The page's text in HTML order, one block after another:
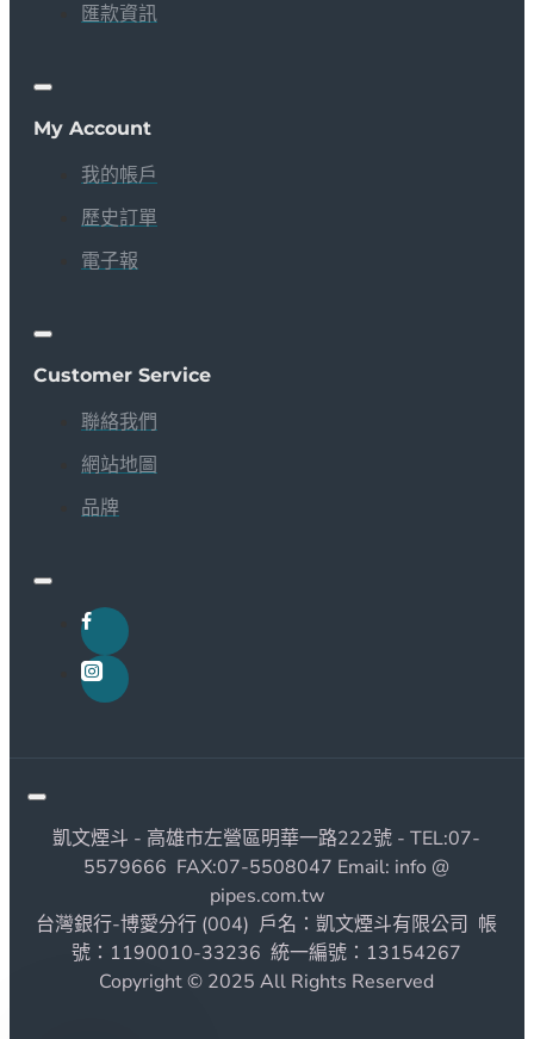
匯款資訊
My Account
我的帳戶
歷史訂單
電子報
Customer Service
聯絡我們
網站地圖
品牌
凱文煙斗 - 高雄市左營區明華一路222號 - TEL:07-
5579666 FAX:07-5508047 Email: info @
pipes.com.tw
台灣銀行-博愛分行 (004) 戶名：凱文煙斗有限公司 帳
號：1190010-33236 統一編號：13154267
Copyright © 2025 All Rights Reserved